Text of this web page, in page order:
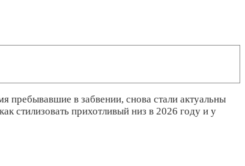
пребывавшие в забвении, снова стали актуальны
стилизовать прихотливый низ в 2026 году и у